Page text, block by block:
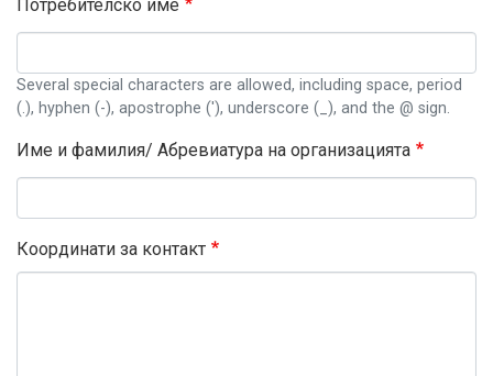
Потребителско име
Several special characters are allowed, including space, period
(.), hyphen (-), apostrophe ('), underscore (_), and the @ sign.
Име и фамилия/ Абревиатура на организацията
Координати за контакт